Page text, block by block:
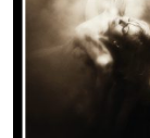
zákony